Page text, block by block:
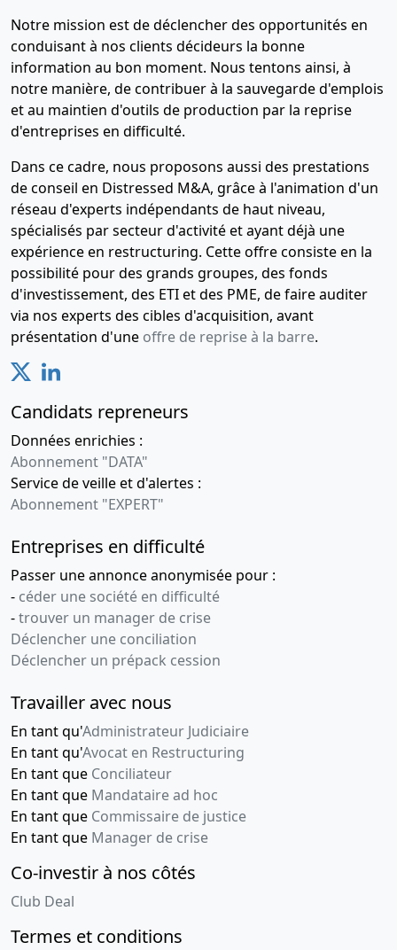
Notre mission est de déclencher des opportunités en
conduisant à nos clients décideurs la bonne
information au bon moment. Nous tentons ainsi, à
notre manière, de contribuer à la sauvegarde d'emplois
et au maintien d'outils de production par la reprise
d'entreprises en difficulté.
Dans ce cadre, nous proposons aussi des prestations
de conseil en Distressed M&A, grâce à l'animation d'un
réseau d'experts indépendants de haut niveau,
spécialisés par secteur d'activité et ayant déjà une
expérience en restructuring. Cette offre consiste en la
possibilité pour des grands groupes, des fonds
d'investissement, des ETI et des PME, de faire auditer
via nos experts des cibles d'acquisition, avant
présentation d'une offre de reprise à la barre.
Candidats repreneurs
Données enrichies :
Abonnement "DATA"
Service de veille et d'alertes :
Abonnement "EXPERT"
Entreprises en difficulté
Passer une annonce anonymisée pour :
- céder une société en difficulté
-trouver un manager de crise
Déclencher une conciliation
Déclencher un prépack cession
Travailler avec nous
En tant qu'Administrateur Judiciaire
En tant qu'Avocat en Restructuring
En tant que Conciliateur
En tant que Mandataire ad hoc
En tant que Commissaire de justice
En tant que Manager de crise
Co-investir à nos côtés
Club Deal
Termes et conditions